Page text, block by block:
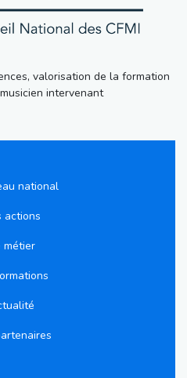
valorisation de la formation
intervenant
national
actions
métier